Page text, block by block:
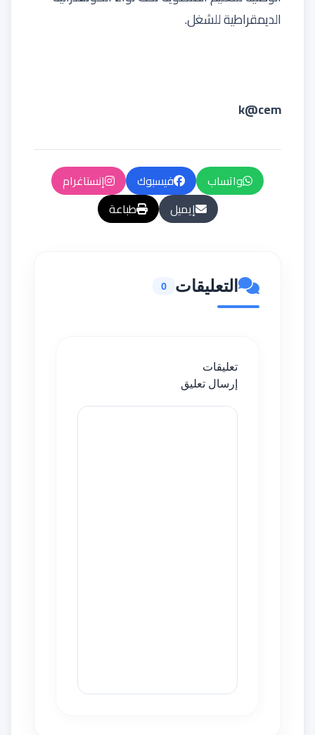
الديمقراطية للشغل.
k@cem
واتساب فيسبوك
إنستاغرام
إيميل
طباعة
التعليقات 0
تعليقات
إرسال تعليق